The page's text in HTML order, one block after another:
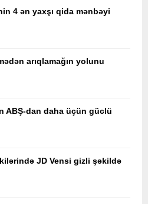
4 ən yaxşı qida mənbəyi
arıqlamağın yolunu
ABŞ-dan daha üçün güclü
JD Vensi gizli şəkildə